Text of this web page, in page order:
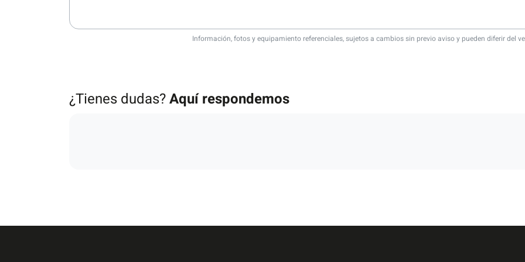
Información, fotos y equipamiento referenciales, sujetos a cambios sin previo aviso y pueden diferir del
¿Tienes dudas?Aquí respondemos